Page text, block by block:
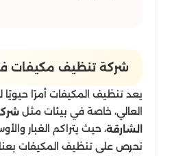
شركة تنظيف مكيفات
يعد تنظيف المكيفات أمرًا حيويًا
العالي، خاصة في بيئات مثل
الشارقة، حيث يتراكم الغبار
نحرص على تنظيف المكيفات